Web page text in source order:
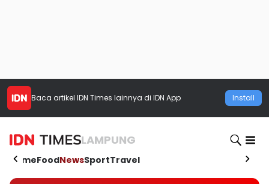
Baca artikel IDN Times lainnya di IDN App Install
LAMPUNG
HomeFoodNewsSportTravel